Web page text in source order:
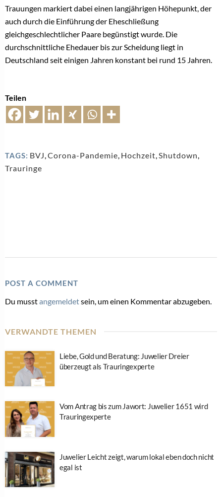
Trauungen markiert dabei einen langjährigen Höhepunkt, der
auch durch die Einführung der Eheschließung
gleichgeschlechtlicher Paare begünstigt wurde. Die
durchschnittliche Ehedauer bis zur Scheidung liegt in
Deutschland seit einigen Jahren konstant bei rund 15 Jahren.
Teilen
TAGS: BVJ Corona-Pandemie Hochzeit Shutdown
Trauringe
POST A COMMENT
Du musstangemeldetsein, um einen Kommentar abzugeben.
VERWANDTE THEMEN
Liebe, Gold und Beratung: Juwelier Dreier
überzeugt als Trauringexperte
Vom Antrag bis zum Jawort: Juwelier 1651 wird
Trauringexperte
Juwelier Leicht zeigt, warum lokal eben doch nicht
egal ist